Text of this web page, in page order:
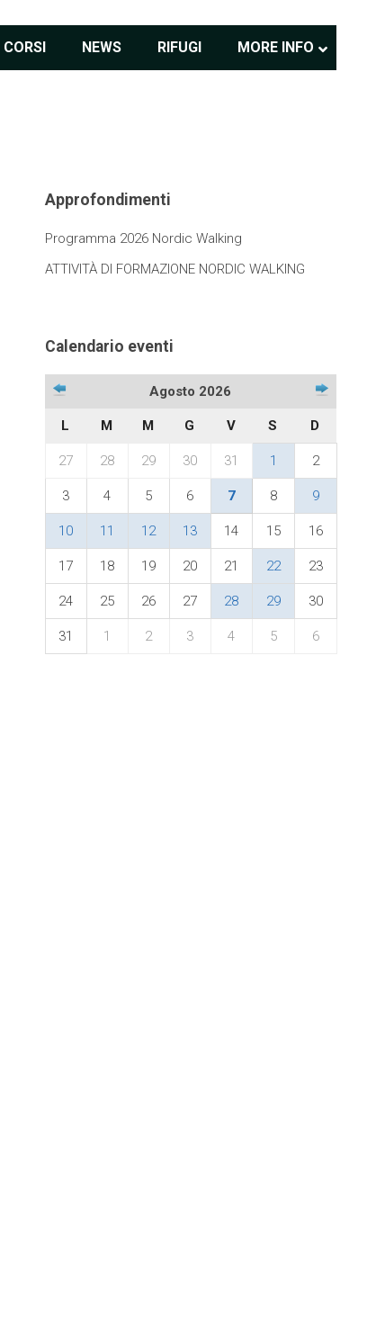
CORSI NEWS RIFUGI MORE INFO
Approfondimenti
Programma 2026 Nordic Walking
ATTIVITÀ DI FORMAZIONE NORDIC WALKING
Calendario eventi
Agosto 2026
L M M G V S D
27 28 29 30 31 1 2
3 4 5 6 7 8 9
10 11 12 13 14 15 16
17 18 19 20 21 22 23
24 25 26 27 28 29 30
31 1 2 3 4 5 6